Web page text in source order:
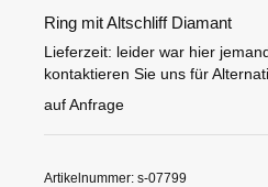
Ring mit Altschliff Diamant
Lieferzeit: leider war hier
kontaktieren Sie uns für
auf Anfrage
Artikelnummer: s-07799